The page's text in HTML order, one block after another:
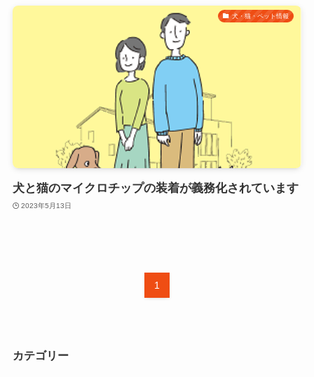
犬・猫・ペット情報
犬と猫のマイクロチップの装着が義務化されています
2023年5月13日
1
カテゴリー